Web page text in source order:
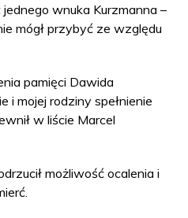
wnuka Kurzmanna –
mógł przybyć ze względu
pamięci Dawida
i mojej rodziny spełnienie
w liście Marcel
możliwość ocalenia i